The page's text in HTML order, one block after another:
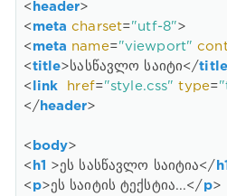
< header>
< meta charset="utf-8" >
< meta name="viewport"
<title>სასწავლო საიტი</title
<
link href="style.css" type=
</ header>
< body>
< h1 >ეს სასწავლო საიტია</ h1
< p>ეს საიტის ტექსტია...</ p>